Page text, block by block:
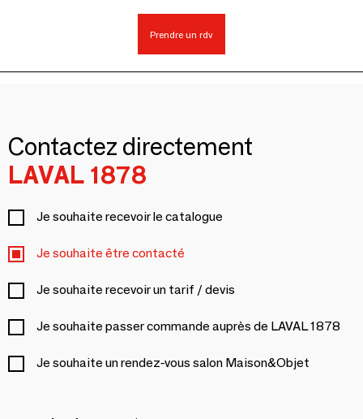
Prendre un rdv
Contactez directement
LAVAL 1878
Je souhaite recevoir le catalogue
Je souhaite être contacté
Je souhaite recevoir un tarif / devis
Je souhaite passer commande auprès de LAVAL 1878
Je souhaite un rendez-vous salon Maison&Objet